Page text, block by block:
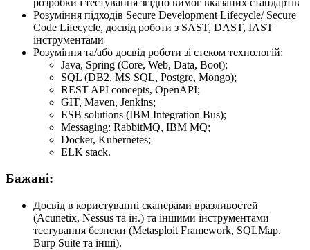
Розуміння підходів Secure Development Lifecycle/ Secure
Code Lifecycle, досвід роботи з SAST, DAST, IAST
інструментами
Розуміння та/або досвід роботи зі стеком технологій:
Java, Spring (Core, Web, Data, Boot);
SQL (DB2, MS SQL, Postgre, Mongo);
REST API concepts, OpenAPI;
GIT, Maven, Jenkins;
ESB solutions (IBM Integration Bus);
Messaging: RabbitMQ, IBM MQ;
Docker, Kubernetes;
ELK stack.
Бажані:
Досвід в користуванні сканерами вразливостей
(Acunetix, Nessus та ін.) та іншими інструментами
тестування безпеки (Metasploit Framework, SQLMap,
Burp Suite та інші).